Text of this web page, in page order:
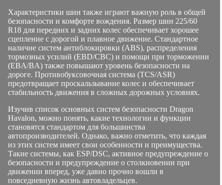
Характеристики шин также играют важную роль в общей
безопасности и комфорте вождения. Размер шин 225/60
R18 для передних и задних колес обеспечивает хорошее
сцепление с дорогой и плавное движение. Стандартное
наличие систем антиблокировки (ABS), распределения
тормозных усилий (EBD/CBC) и помощи при торможении
(EBA/BA) также повышают уровень безопасности на
дороге. Противобуксовочная система (TCS/ASR)
предотвращает проскальзывание колес и обеспечивает
стабильность движения в сложных дорожных условиях.
Изучив список основных систем безопасности Dragon
Havalon, можно понять, какие технологии и функции
становятся стандартом для большинства
автопроизводителей. Однако, важно отметить, что каждая
из этих систем имеет свои особенности и преимущества.
Такие системы, как ESP/DSC, активное предупреждение о
безопасности и предупреждение о столкновении при
движении вперед, уже давно прочно вошли в
повседневную жизнь автовладельцев.